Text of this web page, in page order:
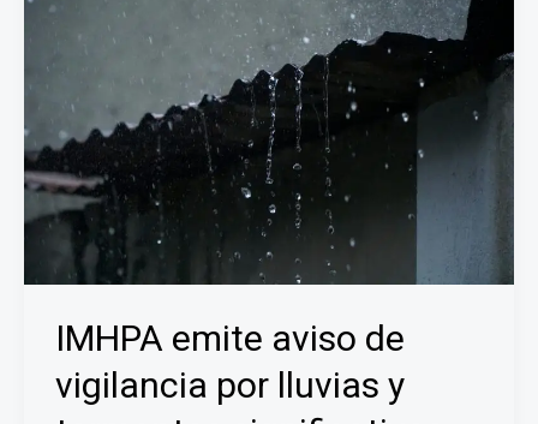
IMHPA emite aviso de
vigilancia por lluvias y